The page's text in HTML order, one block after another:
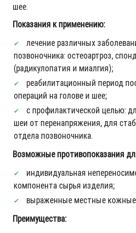
шее.
Показания к применению:
лечение различных
позвоночника: остеоартроз,
(радикулопатия и миалгия);
реабилитационный период
операций на голове и шее;
с профилактической целью:
шеи от перенапряжения, для
отдела позвоночника.
Возможные противопоказания
индивидуальная
компонента сырья изделия;
выраженные местные кожные
Преимущества: